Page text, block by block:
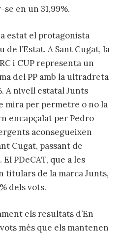
en un 31,99%.
estat el protagonista
de l’Estat. A Sant Cugat, la
i CUP representa un
del PP amb la ultradreta
A nivell estatal Junts
mira per permetre o no la
encapçalat per Pedro
aconsegueixen
Cugat, passant de
PDeCAT, que a les
titulars de la marca Junts,
dels vots.
els resultats d’En
més que els mantenen